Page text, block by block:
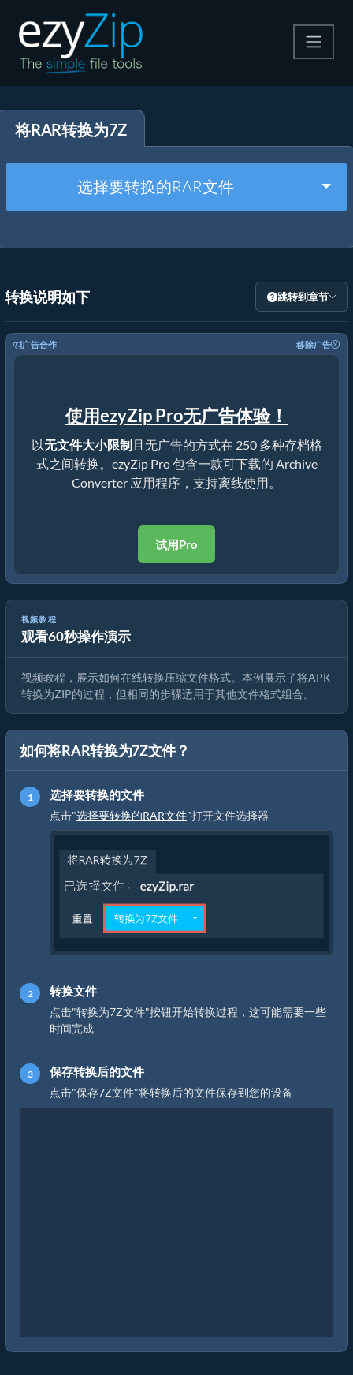
解压
其他工具
将RAR转换为7Z
选择要转换的RAR文件
转换说明如下 跳转到章节
广告合作 移除广告
使用ezyZip Pro无广告体验！
以无文件大小限制且无广告的方式在 250 多种存档格
式之间转换。ezyZip Pro 包含一款可下载的 Archive
Converter 应用程序，支持离线使用。
试用Pro
视频教程
观看60秒操作演示
如何使用ezyZip转换压缩文件格式
视频教程，展示如何在线转换压缩文件格式。本例展示了将APK
转换为ZIP的过程，但相同的步骤适用于其他文件格式组合。
如何将RAR转换为7Z文件？
选择要转换的文件
点击"选择要转换的RAR文件"打开文件选择器
转换文件
点击"转换为7Z文件"按钮开始转换过程，这可能需要一些
时间完成
保存转换后的文件
点击"保存7Z文件"将转换后的文件保存到您的设备